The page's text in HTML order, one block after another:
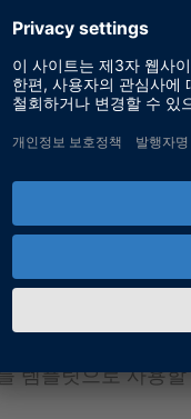
룹에서도 프로젝
데 적합합니다. C
변형 등에 대한 세부
합니다. 데이터는
션 프로그래밍 인터
한 Data
형식을 지원하므
템플릿으로 사용할